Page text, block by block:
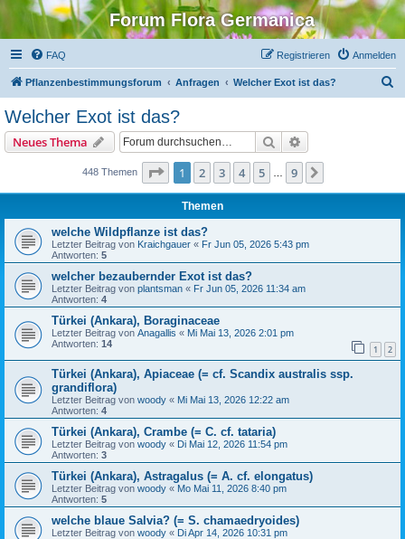
Forum Flora Germanica
FAQ Anmelden
Registrieren
Pflanzenbestimmungsforum Anfragen Welcher Exot ist das?
Welcher Exot ist das?
Neues Thema Suche
448 Themen Seite 1von
1 2 3 4 5 9
Themen
welche Wildpflanze ist das?
Letzter Beitrag von Kraichgauer « Fr Jun 05, 2026 5:43 pm
Antworten: 5
welcher bezaubernder Exot ist das?
Letzter Beitrag von plantsman « Fr Jun 05, 2026 11:34 am
Antworten: 4
Türkei (Ankara), Boraginaceae
Letzter Beitrag von Anagallis « Mi Mai 13, 2026 2:01 pm
Antworten: 14 1 2
Türkei (Ankara), Apiaceae (= cf. Scandix australis ssp.
grandiflora)
Letzter Beitrag von woody « Mi Mai 13, 2026 12:22 am
Antworten: 4
Türkei (Ankara), Crambe (= C. cf. tataria)
Letzter Beitrag von woody « Di Mai 12, 2026 11:54 pm
Antworten: 3
Türkei (Ankara), Astragalus (= A. cf. elongatus)
Letzter Beitrag von woody « Mo Mai 11, 2026 8:40 pm
Antworten: 5
welche blaue Salvia? (= S. chamaedryoides)
Letzter Beitrag von woody « Di Apr 14, 2026 10:31 pm